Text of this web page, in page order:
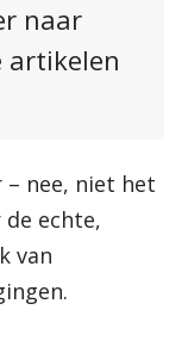
naar
artikelen
– nee, niet het
echte,
van